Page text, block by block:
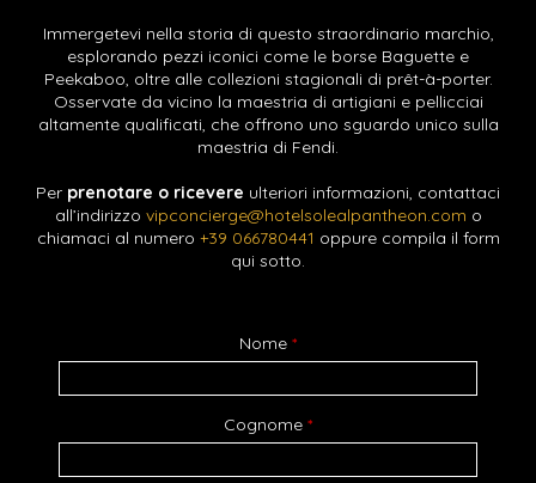
Immergetevi nella storia di questo straordinario marchio,
esplorando pezzi iconici come le borse Baguette e
Peekaboo, oltre alle collezioni stagionali di prêt-à-porter.
Osservate da vicino la maestria di artigiani e pellicciai
altamente qualificati, che offrono uno sguardo unico sulla
maestria di Fendi.
Per prenotare o ricevere ulteriori informazioni, contattaci
all’indirizzo vipconcierge@hotelsolealpantheon.com o
chiamaci al numero +39 066780441 oppure compila il form
qui sotto.
Nome *
Cognome *